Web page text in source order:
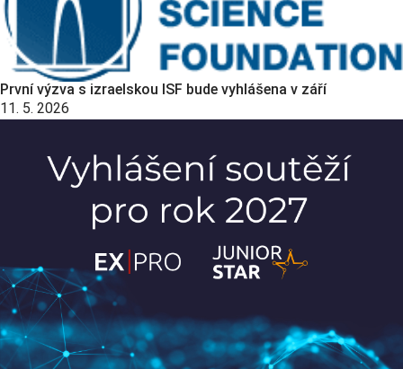
První výzva s izraelskou ISF bude vyhlášena v září
11. 5. 2026